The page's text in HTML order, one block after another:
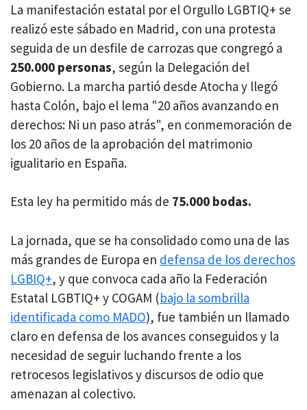
La manifestación estatal por el Orgullo LGBTIQ+ se
realizó este sábado en Madrid, con una protesta
seguida de un desfile de carrozas que congregó a
250.000 personas, según la Delegación del
Gobierno. La marcha partió desde Atocha y llegó
hasta Colón, bajo el lema "20 años avanzando en
derechos: Ni un paso atrás", en conmemoración de
los 20 años de la aprobación del matrimonio
igualitario en España.
Esta ley ha permitido más de 75.000 bodas.
La jornada, que se ha consolidado como una de las
más grandes de Europa en defensa de los derechos
LGBIQ+, y que convoca cada año la Federación
Estatal LGBTIQ+ y COGAM (bajo la sombrilla
identificada como MADO), fue también un llamado
claro en defensa de los avances conseguidos y la
necesidad de seguir luchando frente a los
retrocesos legislativos y discursos de odio que
amenazan al colectivo.